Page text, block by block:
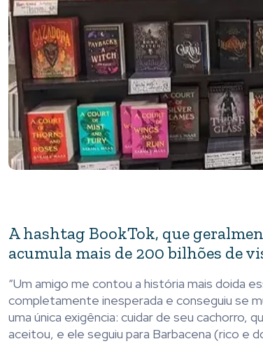
A hashtag BookTok, que
acumula mais de 200 bilhões de
“Um amigo me contou a história mais doida
completamente inesperada e conseguiu se
uma única exigência: cuidar de seu
aceitou, e ele seguiu para Barbacena (rico e